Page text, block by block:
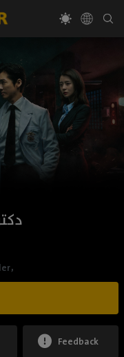
,
Feedback